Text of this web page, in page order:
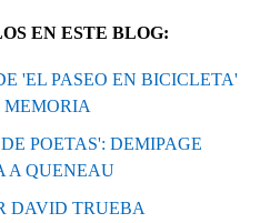
EN ESTE BLOG:
'EL PASEO EN BICICLETA'
MEMORIA
POETAS': DEMIPAGE
A QUENEAU
DAVID TRUEBA